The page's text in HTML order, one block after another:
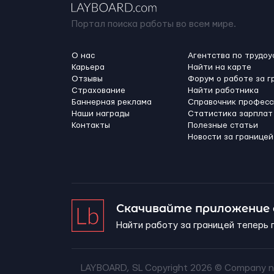
Портал поиска работы во всем мире.
О нас
Карьера
Отзывы
Страхование
Баннерная реклама
Наши награды
Контакты
Агентства по
Найти на карте
Форум о работе за
Найти работника
Справочник
Статистика зарплат
Полезные статьи
Новости за границей
Скачивайте
Найти работу за границей теперь
LAYBOARD, SL Copyright 2026 © Company